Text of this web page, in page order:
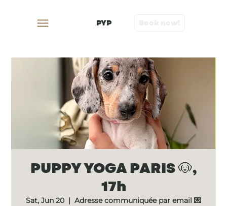
PYP
PUPPY YOGA PARIS 🐶,
17h
Sat, Jun 20
  |
Adresse communiquée par email 💌